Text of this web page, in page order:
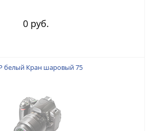
0 руб.
белый Кран шаровый 75